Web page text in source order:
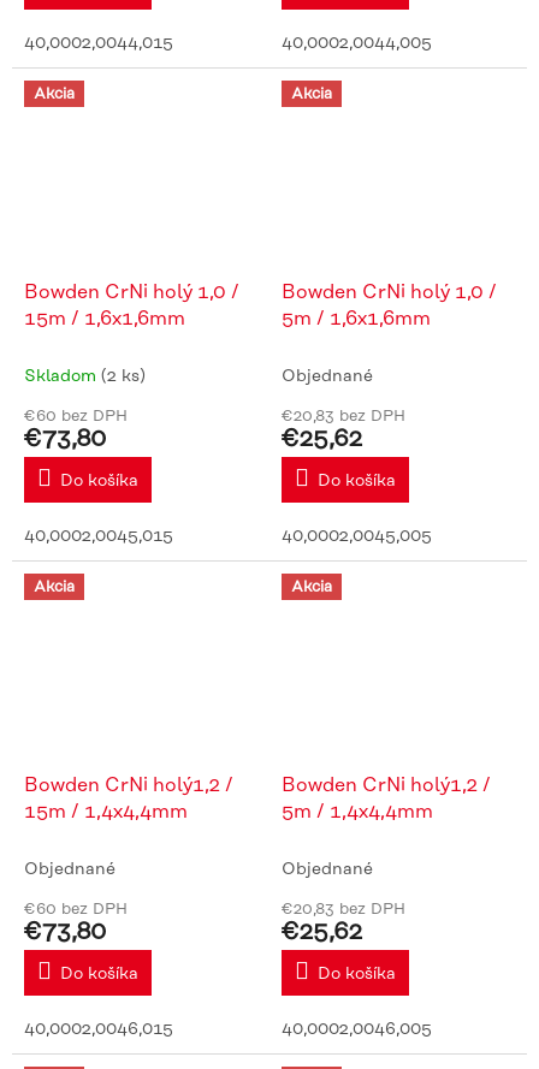
40,0002,0044,015 40,0002,0044,005
Akcia
Bowden CrNi holý 1,0 /
15m / 1,6x1,6mm
Skladom (2 ks)
€60 bez DPH
€73,80
Do košíka
40,0002,0045,015
Akcia
Bowden CrNi holý 1,0 /
5m / 1,6x1,6mm
Objednané
€20,83 bez DPH
€25,62
Do košíka
40,0002,0045,005
Akcia
Bowden CrNi holý1,2 /
15m / 1,4x4,4mm
Objednané
€60 bez DPH
€73,80
Do košíka
40,0002,0046,015
Akcia
Bowden CrNi holý1,2 /
5m / 1,4x4,4mm
Objednané
€20,83 bez DPH
€25,62
Do košíka
40,0002,0046,005